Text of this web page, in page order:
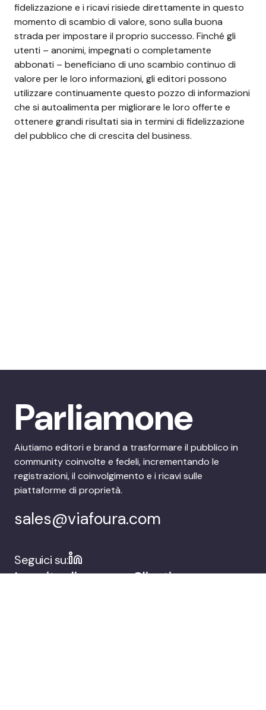
fidelizzazione e i ricavi risiede direttamente in questo
momento di scambio di valore, sono sulla buona
strada per impostare il proprio successo. Finché gli
utenti – anonimi, impegnati o completamente
abbonati – beneficiano di uno scambio continuo di
valore per le loro informazioni, gli editori possono
utilizzare continuamente questo pozzo di informazioni
che si autoalimenta per migliorare le loro offerte e
ottenere grandi risultati sia in termini di fidelizzazione
del pubblico che di crescita del business.
Parliamone
Aiutiamo editori e brand a trasformare il pubblico in
community coinvolte e fedeli, incrementando le
registrazioni, il coinvolgimento e i ricavi sulle
piattaforme di proprietà.
sales@viafoura.com
Seguici su:
La suite di
Clienti